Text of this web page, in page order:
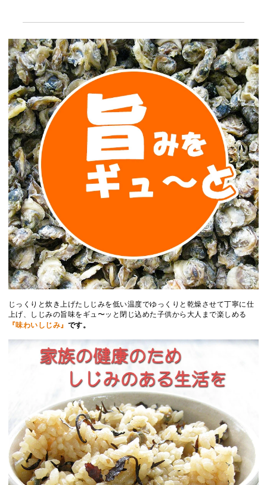
じっくりと炊き上げたしじみを低い温度でゆっくりと乾燥させて丁寧に仕
上げ、しじみの旨味をギュ〜ッと閉じ込めた子供から大人まで楽しめる
『味わいしじみ』 です。